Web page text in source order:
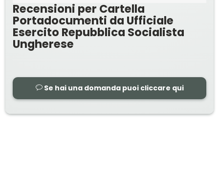
Recensioni per Cartella
Portadocumenti da Ufficiale
Esercito Repubblica Socialista
Ungherese
Se hai una domanda puoi cliccare qui